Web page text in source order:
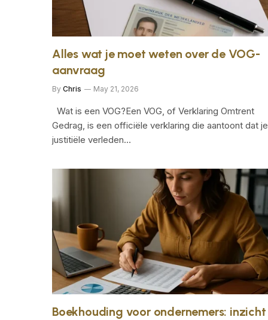
Alles wat je moet weten over de VOG-
aanvraag
By Chris May 21, 2026
Wat is een VOG?Een VOG, of Verklaring Omtrent
Gedrag, is een officiële verklaring die aantoont dat je
justitiële verleden…
Boekhouding voor ondernemers: inzicht